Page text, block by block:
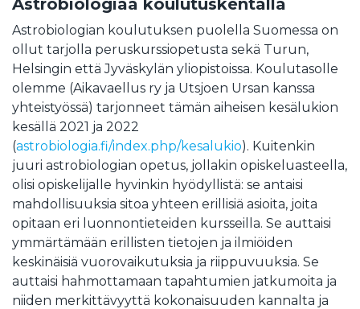
Astrobiologian koulutuksen puolella Suomessa on
ollut tarjolla peruskurssiopetusta sekä Turun,
Helsingin että Jyväskylän yliopistoissa. Koulutasolle
olemme (Aikavaellus ry ja Utsjoen Ursan kanssa
yhteistyössä) tarjonneet tämän aiheisen kesälukion
kesällä 2021 ja 2022
(astrobiologia.fi/index.php/kesalukio). Kuitenkin
juuri astrobiologian opetus, jollakin opiskeluasteella,
olisi opiskelijalle hyvinkin hyödyllistä: se antaisi
mahdollisuuksia sitoa yhteen erillisiä asioita, joita
opitaan eri luonnontieteiden kursseilla. Se auttaisi
ymmärtämään erillisten tietojen ja ilmiöiden
keskinäisiä vuorovaikutuksia ja riippuvuuksia. Se
auttaisi hahmottamaan tapahtumien jatkumoita ja
niiden merkittävyyttä kokonaisuuden kannalta ja